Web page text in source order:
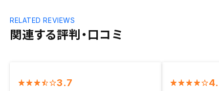
関連する評判・口コミ
RELATED REVIEWS
3.7